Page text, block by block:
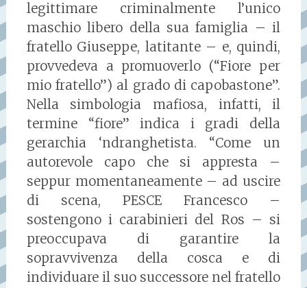
legittimare criminalmente l’unico
maschio libero della sua famiglia – il
fratello Giuseppe, latitante – e, quindi,
provvedeva a promuoverlo (“Fiore per
mio fratello”) al grado di capobastone”.
Nella simbologia mafiosa, infatti, il
termine “fiore” indica i gradi della
gerarchia ‘ndranghetista. “Come un
autorevole capo che si appresta –
seppur momentaneamente – ad uscire
di scena, PESCE Francesco –
sostengono i carabinieri del Ros – si
preoccupava di garantire la
sopravvivenza della cosca e di
individuare il suo successore nel fratello